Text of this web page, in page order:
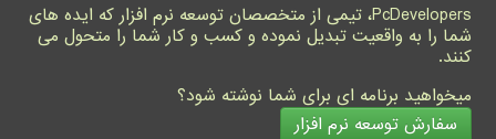
PcDevelopers، تیمی از متخصصان توسعه نرم افزار که ایده های
شما را به واقعیت تبدیل نموده و کسب و کار شما را متحول می
کنند.
میخواهید برنامه ای برای شما نوشته شود؟
سفارش توسعه نرم افزار